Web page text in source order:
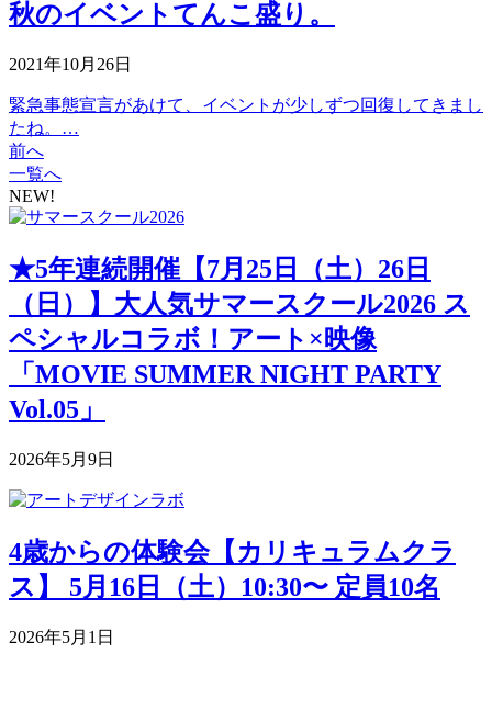
秋のイベントてんこ盛り。
2021年10月26日
緊急事態宣言があけて、イベントが少しずつ回復してきまし
たね。…
前へ
一覧へ
NEW!
★5年連続開催【7月25日（土）26日
（日）】大人気サマースクール2026 ス
ペシャルコラボ！アート×映像
「MOVIE SUMMER NIGHT PARTY
Vol.05」
2026年5月9日
4歳からの体験会【カリキュラムクラ
ス】 5月16日（土）10:30〜 定員10名
2026年5月1日